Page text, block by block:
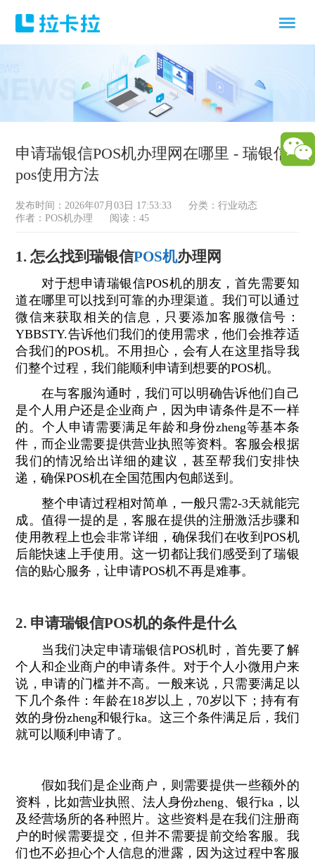
申请瑞银信POS机办理网在哪里 - 瑞银信
pos使用方法
发布时间：2026年07月03日 17:53:33 分类：行业动态
作者：POS机办理
阅读：45
1. 怎么找到瑞银信POS机办理网
对于想申请瑞银信POS机的朋友，首先需要知
道在哪里可以找到可靠的办理渠道。我们可以通过
微信来获取相关的信息，只要添加客服微信号：
YBBSTY.告诉他们我们的使用需求，他们会推荐适
合我们的POS机。不用担心，会有人在这里指导我
们整个过程，我们能顺利申请到想要的POS机。
在与客服沟通时，我们可以明确告诉他们自己
是个人用户还是企业商户，因为申请条件是不一样
的。个人申请需要满足年龄和身份zheng等基本条
件，而企业需要提供营业执照等资料。客服会根据
我们的情况给出详细的建议，甚至帮我们安排快
递，确保POS机在全国范围内包邮送到。
整个申请过程相对简单，一般只需2-3天就能完
成。值得一提的是，客服在提供的注册激活步骤和
使用教程上也会非常详细，确保我们在收到POS机
后能快速上手使用。这一切都让我们感受到了瑞银
信的贴心服务，让申请POS机不再是难事。
2. 申请瑞银信POS机的条件是什么
当我们决定申请瑞银信POS机时，首先要了解
个人和企业商户的申请条件。对于个人小微用户来
说，申请的门槛并不高。一般来说，只需要满足以
下几个条件：年龄在18岁以上，70岁以下；持有有
效的身份zheng和银行ka。这三个条件满足后，我们
就可以顺利申请了。
假如我们是企业商户，则需要提供一些额外的
资料，比如营业执照、法人身份zheng、银行ka，以
及经营场所的各种照片。这些资料是在我们注册商
户的时候需要提交，但并不需要提前交给客服。我
们也不必担心个人信息的泄露，因为这过程中客服